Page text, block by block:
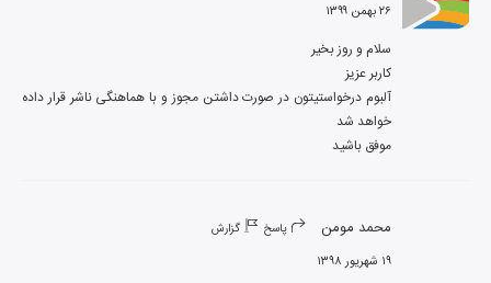
۲۶ بهمن ۱۳۹۹
موفق باشید
محمد مومن پاسخ گزارش
۱۹ شهریور ۱۳۹۸